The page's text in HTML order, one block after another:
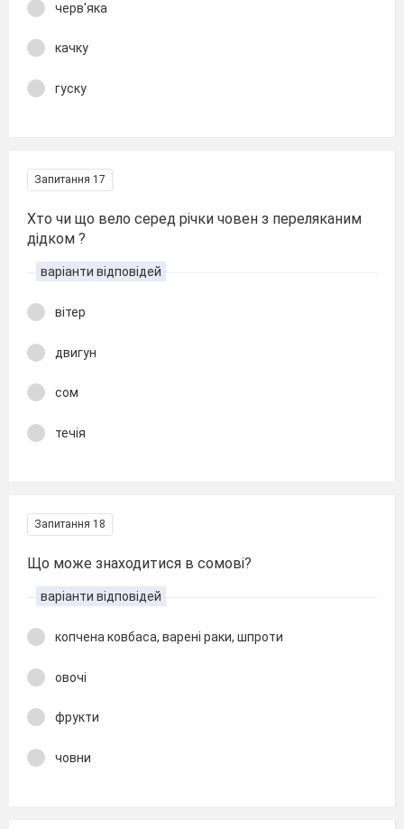
черв'яка
качку
гуску
Запитання 17
Хто чи що вело серед річки човен з переляканим
дідком ?
варіанти відповідей
вітер
двигун
сом
течія
Запитання 18
Що може знаходитися в сомові?
варіанти відповідей
копчена ковбаса, варені раки, шпроти
овочі
фрукти
човни